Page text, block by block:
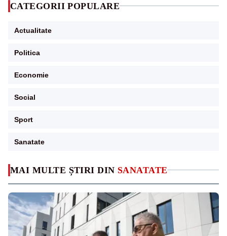
MAI MULTE ȘTIRI DIN SANATATE
CATEGORII POPULARE
Actualitate
Politica
Economie
Social
Sport
Sanatate